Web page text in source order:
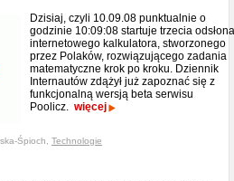
Dzisiaj, czyli 10.09.08 punktualnie o
godzinie 10:09:08 startuje trzecia odsłona
internetowego kalkulatora, stworzonego
przez Polaków, rozwiązującego zadania
matematyczne krok po kroku. Dziennik
Internautów zdążył już zapoznać się z
funkcjonalną wersją beta serwisu
Poolicz. więcej
Śpioch, Technologie